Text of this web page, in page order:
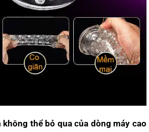
thể bỏ qua của dòng máy cao